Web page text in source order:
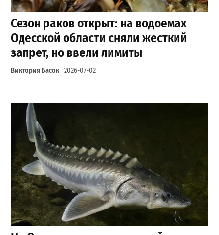
Сезон раков открыт: на водоемах
Одесской области сняли жесткий
запрет, но ввели лимиты
Виктория Басок 2026-07-02